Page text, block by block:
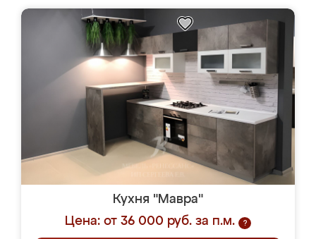
Кухня "Мавра"
Цена: от 36 000 руб. за п.м.
?